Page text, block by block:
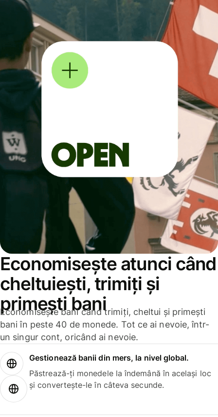
Economisește atunci când
cheltuiești, trimiți și
primești bani
Economisește bani când trimiți, cheltui și primești
bani în peste 40 de monede. Tot ce ai nevoie, într-
un singur cont, oricând ai nevoie.
Gestionează banii din mers, la nivel global.
Păstrează-ți monedele la îndemână în același loc
și convertește-le în câteva secunde.